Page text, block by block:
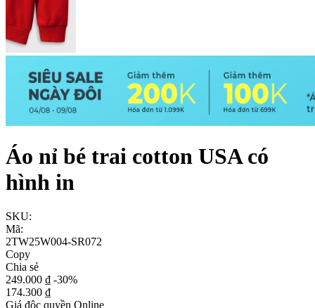
Áo nỉ bé trai cotton USA có
hình in
SKU:
Mã:
2TW25W004-SR072
Copy
Chia sẻ
249.000 ₫ -30%
174.300 ₫
Giá độc quyền Online